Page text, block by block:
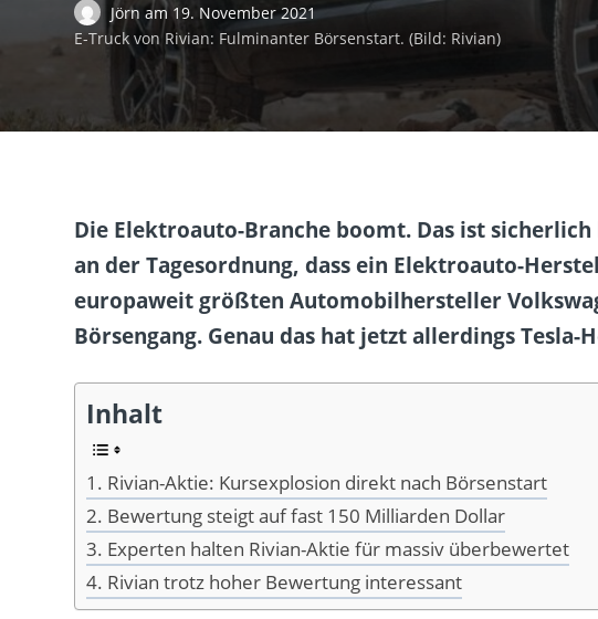
Jörnam 19. November 2021
E-Truck von Rivian: Fulminanter Börsenstart. (Bild: Rivian)
Die Elektroauto-Branche boomt. Das ist
an der Tagesordnung, dass ein Elektroauto-
europaweit größten Automobilhersteller
Börsengang. Genau das hat jetzt allerdings
Inhalt
Rivian-Aktie: Kursexplosion direkt nach Börsenstart
Bewertung steigt auf fast 150 Milliarden Dollar
Experten halten Rivian-Aktie für massiv überbewertet
Rivian trotz hoher Bewertung interessant